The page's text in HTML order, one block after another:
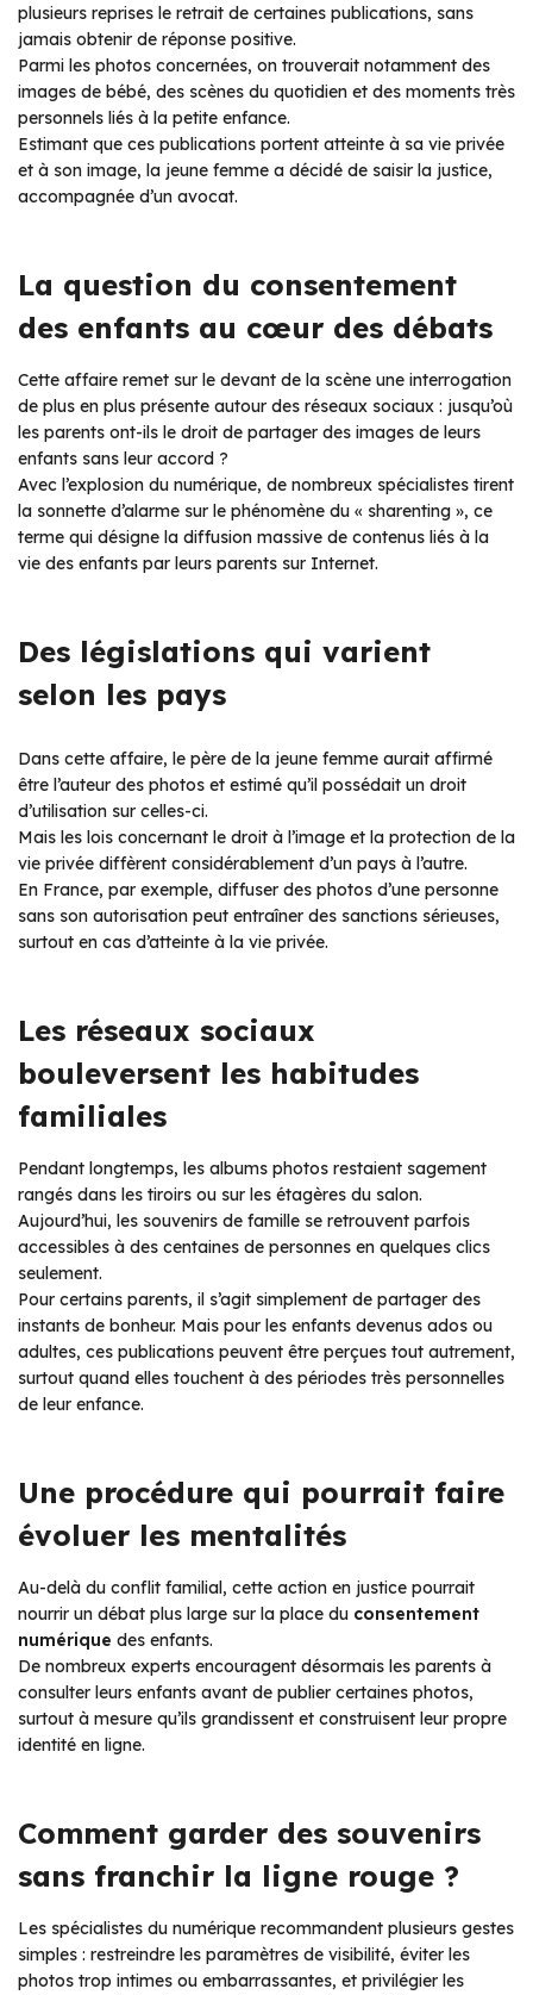
plusieurs reprises le retrait de certaines publications, sans
jamais obtenir de réponse positive.
Parmi les photos concernées, on trouverait notamment des
images de bébé, des scènes du quotidien et des moments très
personnels liés à la petite enfance.
Estimant que ces publications portent atteinte à sa vie privée
et à son image, la jeune femme a décidé de saisir la justice,
accompagnée d’un avocat.
La question du consentement
des enfants au cœur des débats
Cette affaire remet sur le devant de la scène une interrogation
de plus en plus présente autour des réseaux sociaux : jusqu’où
les parents ont-ils le droit de partager des images de leurs
enfants sans leur accord ?
Avec l’explosion du numérique, de nombreux spécialistes tirent
la sonnette d’alarme sur le phénomène du « sharenting », ce
terme qui désigne la diffusion massive de contenus liés à la
vie des enfants par leurs parents sur Internet.
Des législations qui varient
selon les pays
Dans cette affaire, le père de la jeune femme aurait affirmé
être l’auteur des photos et estimé qu’il possédait un droit
d’utilisation sur celles-ci.
Mais les lois concernant le droit à l’image et la protection de la
vie privée diffèrent considérablement d’un pays à l’autre.
En France, par exemple, diffuser des photos d’une personne
sans son autorisation peut entraîner des sanctions sérieuses,
surtout en cas d’atteinte à la vie privée.
Les réseaux sociaux
bouleversent les habitudes
familiales
Pendant longtemps, les albums photos restaient sagement
rangés dans les tiroirs ou sur les étagères du salon.
Aujourd’hui, les souvenirs de famille se retrouvent parfois
accessibles à des centaines de personnes en quelques clics
seulement.
Pour certains parents, il s’agit simplement de partager des
instants de bonheur. Mais pour les enfants devenus ados ou
adultes, ces publications peuvent être perçues tout autrement,
surtout quand elles touchent à des périodes très personnelles
de leur enfance.
Une procédure qui pourrait faire
évoluer les mentalités
Au-delà du conflit familial, cette action en justice pourrait
nourrir un débat plus large sur la place du consentement
numérique des enfants.
De nombreux experts encouragent désormais les parents à
consulter leurs enfants avant de publier certaines photos,
surtout à mesure qu’ils grandissent et construisent leur propre
identité en ligne.
Comment garder des souvenirs
sans franchir la ligne rouge ?
Les spécialistes du numérique recommandent plusieurs gestes
simples : restreindre les paramètres de visibilité, éviter les
photos trop intimes ou embarrassantes, et privilégier les